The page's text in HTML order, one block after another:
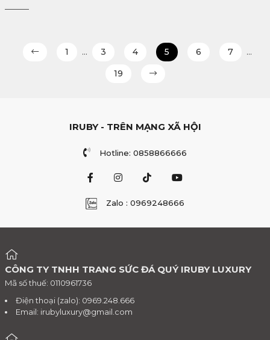
1 … 3 4 5 6 7
…
19
IRUBY - TRÊN MẠNG XÃ HỘI
Hotline: 0858866666
Zalo : 0969248666
CÔNG TY TNHH TRANG SỨC ĐÁ QUÝ IRUBY LUXURY
Mã số thuế: 0110961736
Điện thoại (zalo): 0969.248.666
Email: irubyluxury@gmail.com